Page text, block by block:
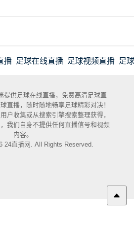
播 足球在线直播 足球视频直播 足
提供足球在线直播，免费高清足球直
直播，随时随地畅享足球精彩对决！
户收集或从搜索引擎搜索整理获得，
我们自身不提供任何直播信号和视频
内容。
24直播网. All Rights Reserved.